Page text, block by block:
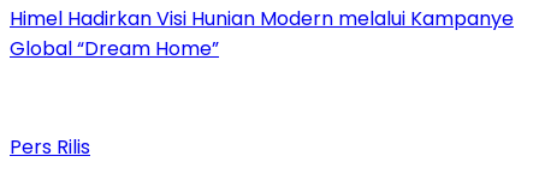
Himel Hadirkan Visi Hunian Modern melalui Kampanye
Global “Dream Home”
Pers Rilis